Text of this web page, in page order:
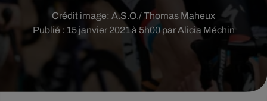
Publié : 15 janvier 2021 à 5h00 par Alicia Méchin
Crédit image: A.S.O./ Thomas Maheux